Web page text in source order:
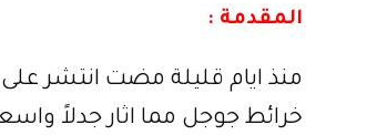
المقدمة :
منذ ايام قليلة مضت انتشر
خرائط جوجل مما اثار جدلاً